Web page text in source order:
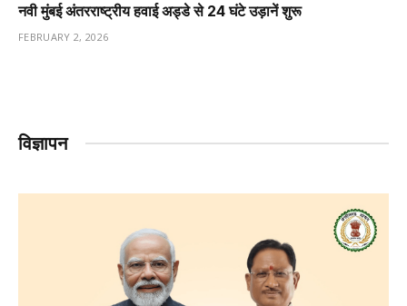
नवी मुंबई अंतरराष्ट्रीय हवाई अड्डे से 24 घंटे उड़ानें शुरू
FEBRUARY 2, 2026
विज्ञापन